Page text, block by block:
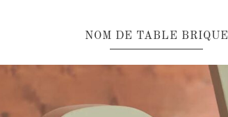
NOM DE TABLE BRIQUE